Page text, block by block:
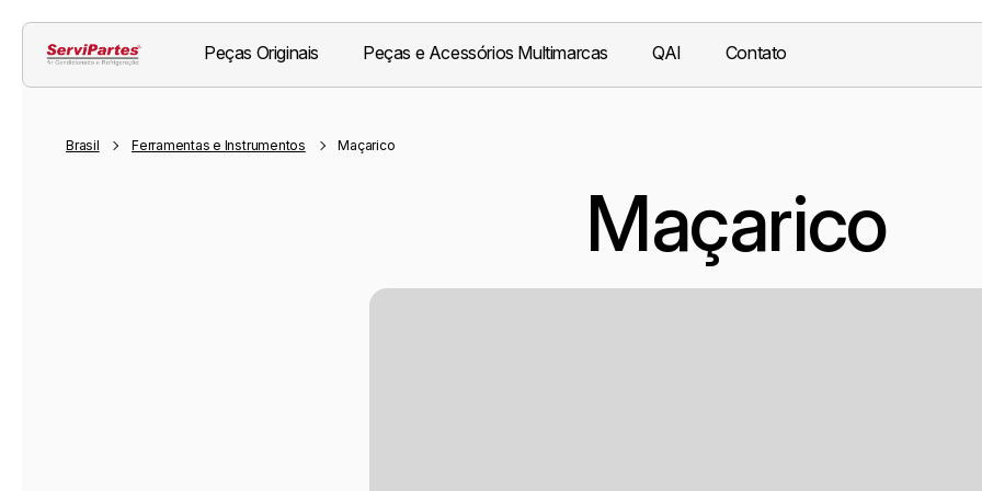
Peças Originais Peças e Acessórios Multimarcas QAI Contato
Brasil Ferramentas e Instrumentos Maçarico
Maçarico